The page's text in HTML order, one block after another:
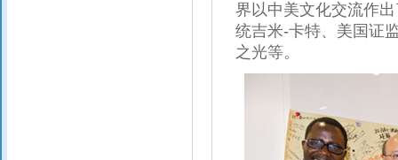
界以中美文化交流作
统吉米-卡特、美国证
之光等。